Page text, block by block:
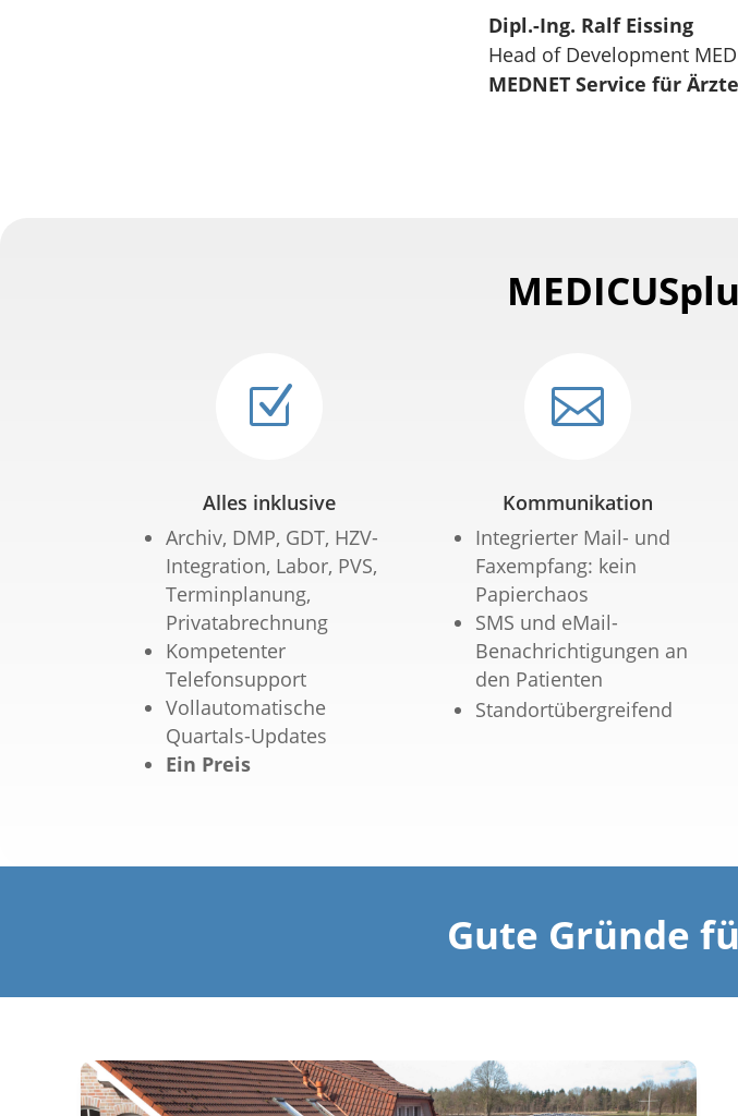
Dipl.-Ing. Ralf Eissing
Head of Development
MEDNET Service für
Z
Alles inklusive
Archiv, DMP, GDT, HZV-
Integration, Labor, PVS,
Terminplanung,
Privatabrechnung
Kompetenter
Telefonsupport
Vollautomatische
Quartals-Updates
Ein Preis

Kommunikation
Integrierter Mail- und
Faxempfang: kein
Papierchaos
SMS und eMail-
Benachrichtigungen an
den Patienten
Standortübergreifend
Gute Gründe